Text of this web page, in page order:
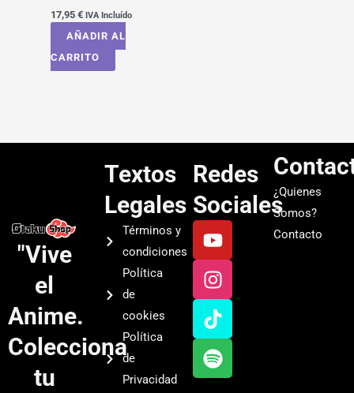
17,95 € IVA Incluído
AÑADIR AL
CARRITO
"Vive
el
Anime.
Colecciona
tu
Textos
Legales
Términos y
condiciones
Política
de
cookies
Política
de
Privacidad
Redes
Sociales
Y
o
u
t
u
b
e
I
n
s
t
a
g
r
a
T
i
k
t
o
k
S
p
o
t
i
f
y
¿Quienes
Somos?
Contacto